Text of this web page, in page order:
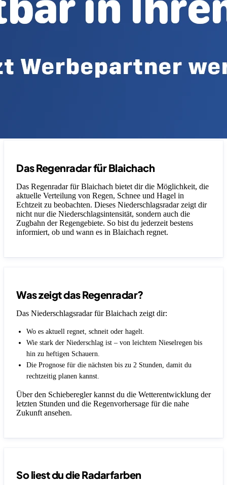
Das Regenradar für Blaichach
Das Regenradar für Blaichach bietet dir die Möglichkeit, die
aktuelle Verteilung von Regen, Schnee und Hagel in
Echtzeit zu beobachten. Dieses Niederschlagsradar zeigt dir
nicht nur die Niederschlagsintensität, sondern auch die
Zugbahn der Regengebiete. So bist du jederzeit bestens
informiert, ob und wann es in Blaichach regnet.
Was zeigt das Regenradar?
Das Niederschlagsradar für Blaichach zeigt dir:
Wo es aktuell regnet, schneit oder hagelt.
Wie stark der Niederschlag ist – von leichtem Nieselregen bis
hin zu heftigen Schauern.
Die Prognose für die nächsten bis zu 2 Stunden, damit du
rechtzeitig planen kannst.
Über den Schieberegler kannst du die Wetterentwicklung der
letzten Stunden und die Regenvorhersage für die nahe
Zukunft ansehen.
So liest du die Radarfarben